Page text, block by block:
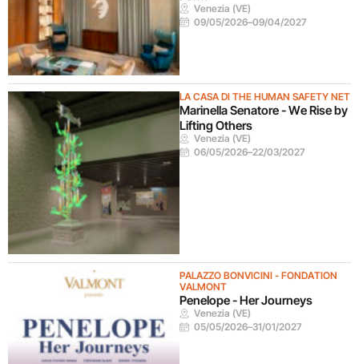
Venezia (VE)
09/05/2026–09/04/2027
LA CASA DI THE HUMAN SAFETY NET
Marinella Senatore - We Rise by
Lifting Others
Venezia (VE)
06/05/2026–22/03/2027
PALAZZO BONVICINI - FONDATION
VALMONT
Penelope - Her Journeys
Venezia (VE)
05/05/2026–31/01/2027